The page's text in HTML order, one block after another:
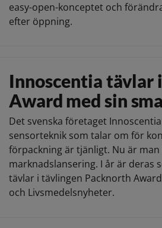
easy-open-konceptet och
efter öppning.
Innoscentia tävlar
Award med sin
Det svenska företaget
sensorteknik som talar om för
förpackning är tjänligt. Nu är
marknadslansering. I år är deras
tävlar i tävlingen Packnorth
och Livsmedelsnyheter.